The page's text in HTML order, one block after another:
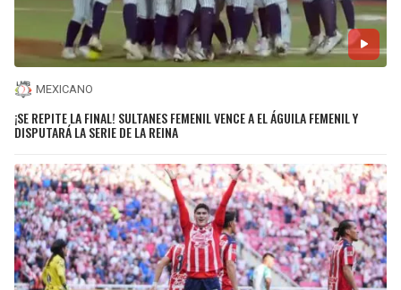
MEXICANO
¡SE REPITE LA FINAL! SULTANES FEMENIL VENCE A EL ÁGUILA FEMENIL Y
DISPUTARÁ LA SERIE DE LA REINA